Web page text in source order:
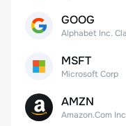
GOOG
MSFT
Microsoft Corp
AMZN
Amazon.Com Inc